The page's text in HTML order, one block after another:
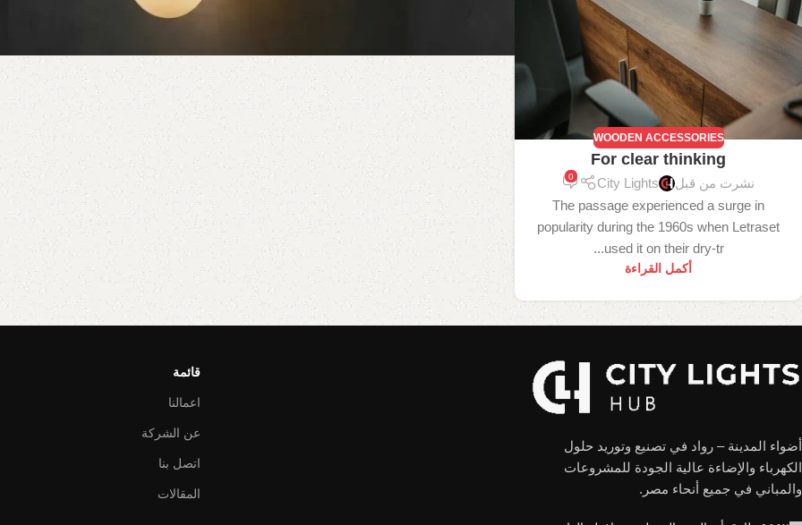
WOODEN ACCESSORIES
For clear thinking
نشرت من قبل City Lights
0
The passage experienced a surge in
popularity during the 1960s when Letraset
used it on their dry-tr...
أكمل القراءة
أضواء المدينة – رواد في تصنيع وتوريد حلول
الكهرباء والإضاءة عالية الجودة للمشروعات
والمباني في جميع أنحاء مصر.
قائمة
اعمالنا
عن الشركة
اتصل بنا
المقالات